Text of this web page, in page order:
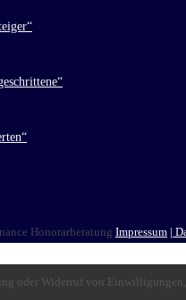
Impressum |
oder Widerruf von